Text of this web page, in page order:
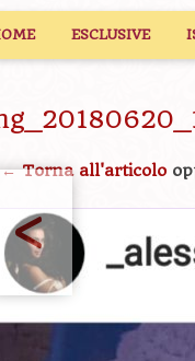
ESCLUSIVE
← Torna all'articolo
<